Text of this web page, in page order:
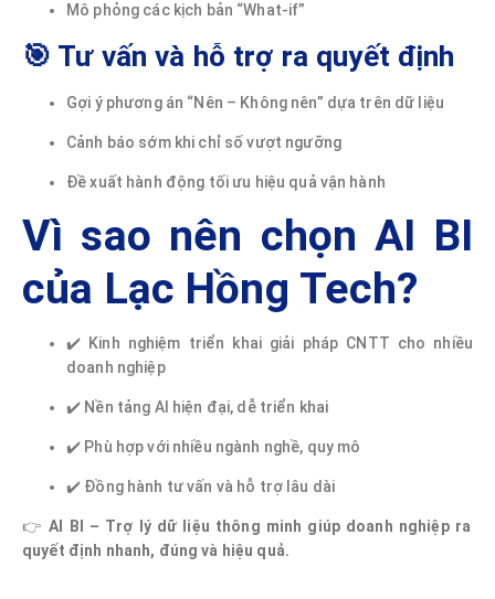
Mô phỏng các kịch bản “What-if”
🎯 Tư vấn và hỗ trợ ra quyết định
Gợi ý phương án “Nên – Không nên” dựa trên dữ liệu
Cảnh báo sớm khi chỉ số vượt ngưỡng
Đề xuất hành động tối ưu hiệu quả vận hành
Vì sao nên chọn AI BI
của Lạc Hồng Tech?
✔️ Kinh nghiệm triển khai giải pháp CNTT cho nhiều
doanh nghiệp
✔️ Nền tảng AI hiện đại, dễ triển khai
✔️ Phù hợp với nhiều ngành nghề, quy mô
✔️ Đồng hành tư vấn và hỗ trợ lâu dài
👉AI BI – Trợ lý dữ liệu thông minh giúp doanh nghiệp ra
quyết định nhanh, đúng và hiệu quả.